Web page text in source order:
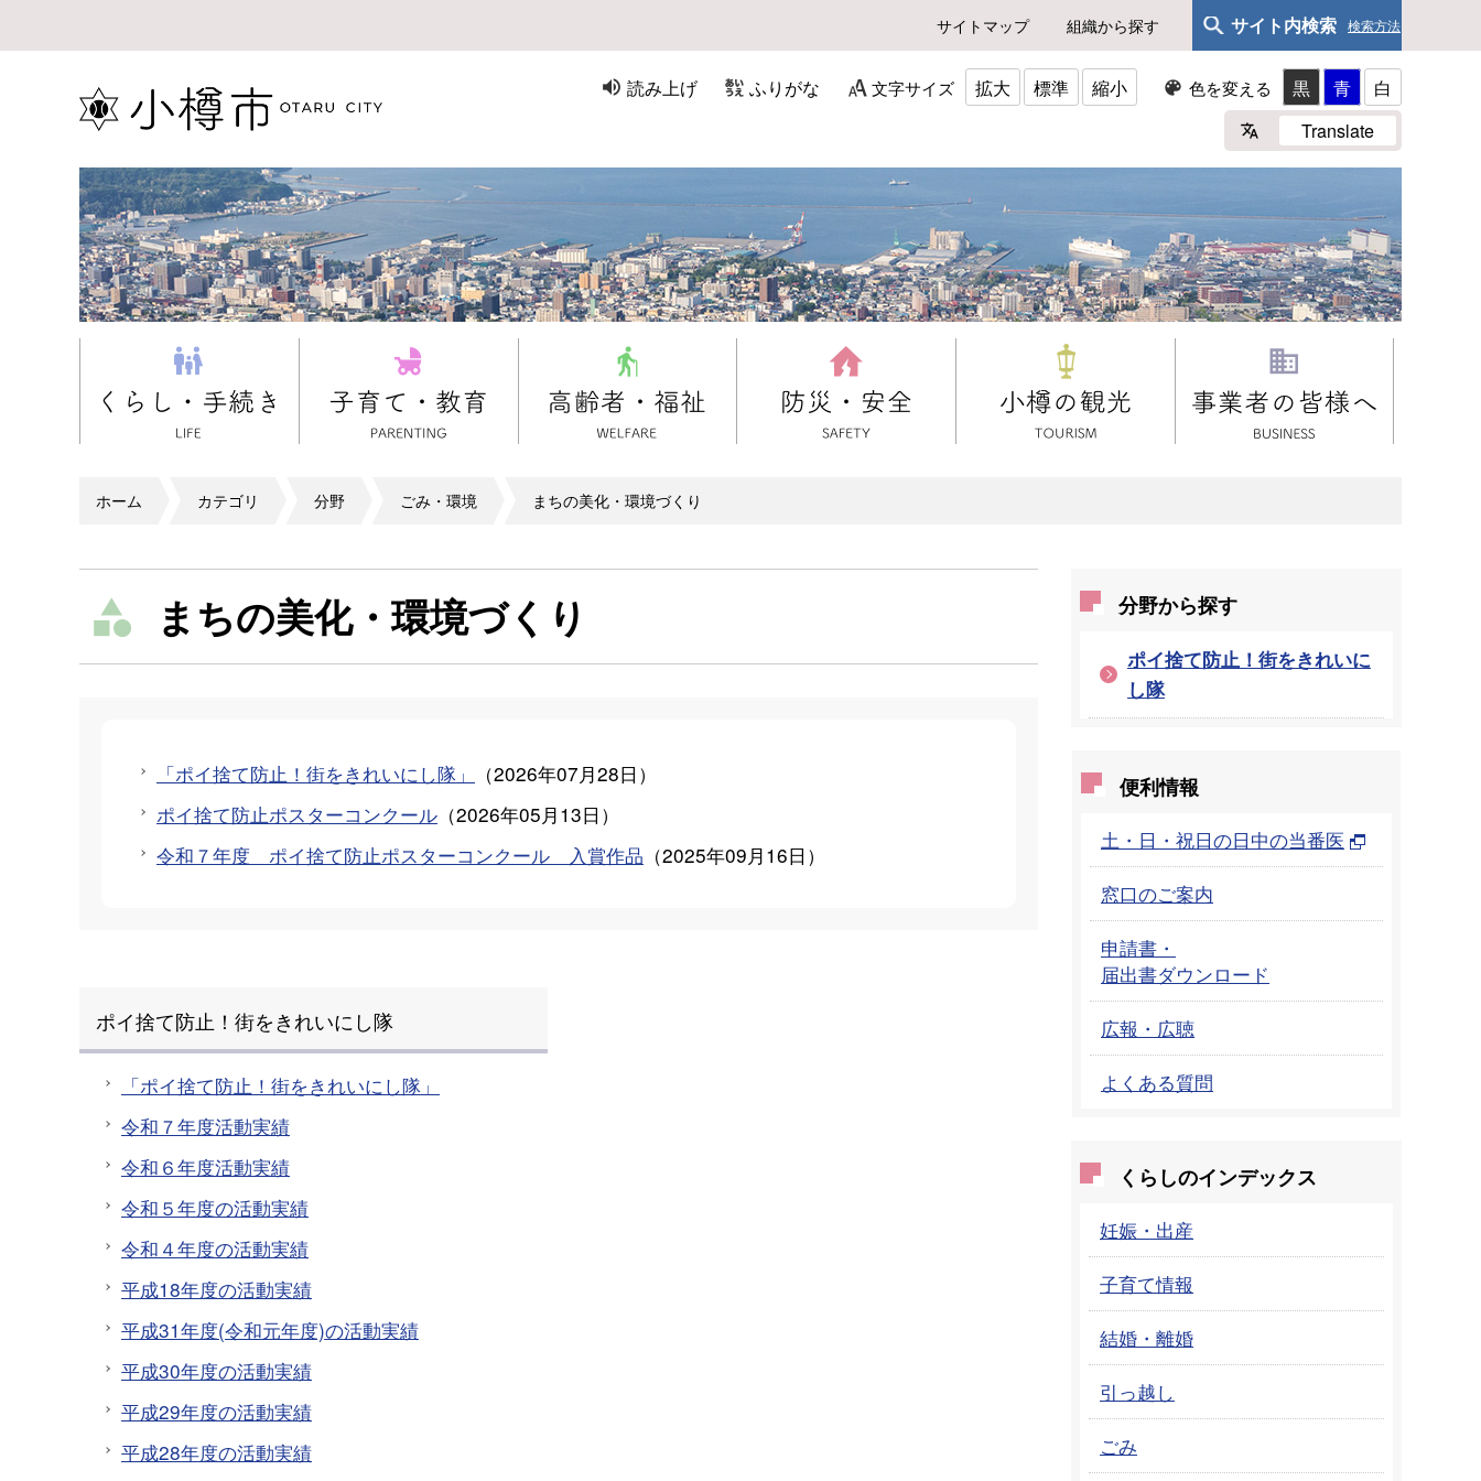
サイトマップ 組織から探す サイト内検索 検索方法
読み上げ ふりがな 文字サイズ 拡大 標準 縮小 色を変える 黒 青
白
Translate
ホーム カテゴリ 分野 ごみ・環境 まちの美化・環境づくり
まちの美化・環境づくり
「ポイ捨て防止！街をきれいにし隊」 （2026年07月28日 ）
ポイ捨て防止ポスターコンクール （2026年05月13日 ）
令和７年度 ポイ捨て防止ポスターコンクール 入賞作品 （2025年09月16日 ）
ポイ捨て防止！街をきれいにし隊
「ポイ捨て防止！街をきれいにし隊」
令和７年度活動実績
令和６年度活動実績
令和５年度の活動実績
令和４年度の活動実績
平成18年度の活動実績
平成31年度(令和元年度)の活動実績
平成30年度の活動実績
平成29年度の活動実績
平成28年度の活動実績
分野から探す
ポイ捨て防止！街をきれいに
し隊
便利情報
土・日・祝日の日中の当番医
窓口のご案内
申請書・
届出書ダウンロード
広報・広聴
よくある質問
くらしのインデックス
妊娠・出産
子育て情報
結婚・離婚
引っ越し
ごみ